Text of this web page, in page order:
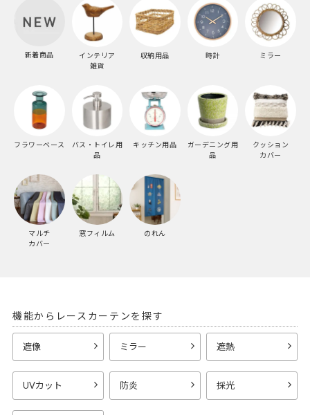
新着商品
インテリア
雑貨
収納用品 時計 ミラー
フラワーベース
バス・トイレ用
品
キッチン用品
ガーデニング用
品
クッション
カバー
マルチ
カバー
窓フィルム のれん
機能からレースカーテンを探す
遮像 ミラー 遮熱
UVカット 防炎 採光